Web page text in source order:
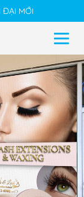
ĐẠI MỚI